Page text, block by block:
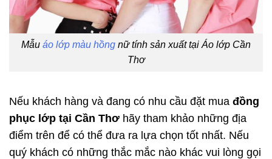
Mẫu áo lớp màu hồng nữ tính sản xuất tại Áo lớp Cần
Thơ
Nếu khách hàng và đang có nhu cầu đặt mua đồng
phục lớp tại Cần Thơ hãy tham khảo những địa
điểm trên để có thể đưa ra lựa chọn tốt nhất. Nếu
quý khách có những thắc mắc nào khác vui lòng gọi